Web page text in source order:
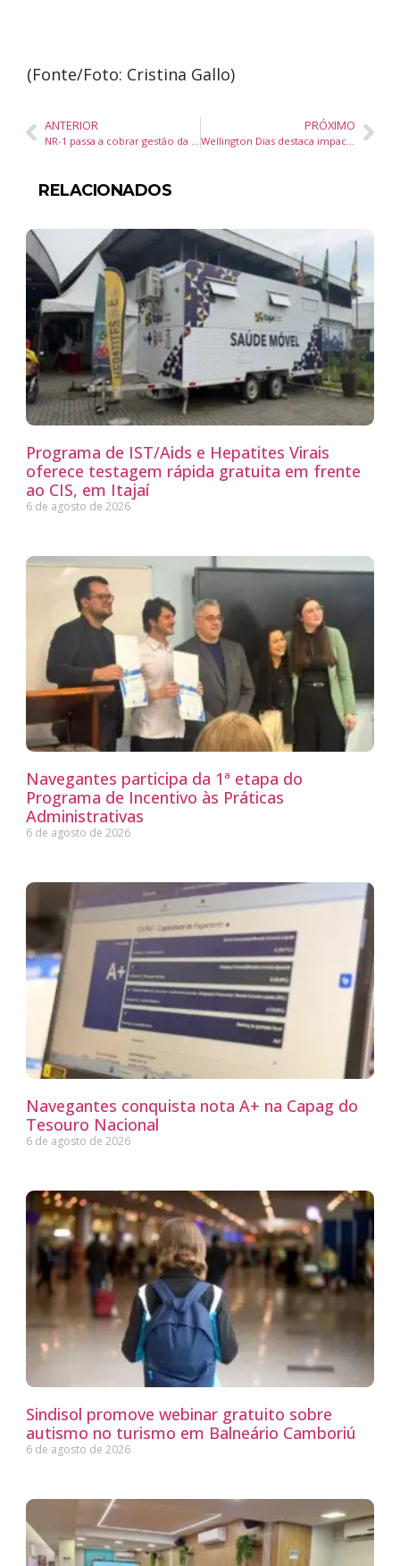
(Fonte/Foto: Cristina Gallo)
ANTERIOR PRÓXIMO
Wellington Dias destaca impacto do Bolsa Família e afirma que programa garantiu saída de 5,1 milhões de famílias da pobreza
RELACIONADOS
Programa de IST/Aids e Hepatites Virais
oferece testagem rápida gratuita em frente
ao CIS, em Itajaí
6 de agosto de 2026
Navegantes participa da 1ª etapa do
Programa de Incentivo às Práticas
Administrativas
6 de agosto de 2026
Navegantes conquista nota A+ na Capag do
Tesouro Nacional
6 de agosto de 2026
Sindisol promove webinar gratuito sobre
autismo no turismo em Balneário Camboriú
6 de agosto de 2026